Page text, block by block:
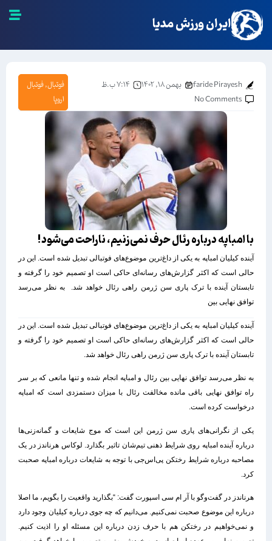
ایران ورزش مدیا
faride Pirayesh بهمن ۱۸, ۱۴۰۲
۷:۱۴ ب.ظ
No Comments
فوتبال,فوتبال
اروپا
با امباپه درباره رئال حرف نمی‌زنیم، ناراحت می‌شود!‏
آینده کیلیان امباپه به یکی از داغ‌ترین موضوع‌های فوتبالی تبدیل ‏شده است. این در
حالی است که اکثر گزارش‌های رسانه‌ای حاکی است او تصمیم خود را ‏گرفته و
تابستان آینده با ترک پاری سن ژرمن راهی رئال خواهد شد. ‏ به نظر می‌رسد
توافق نهایی بین
آینده کیلیان امباپه به یکی از داغ‌ترین موضوع‌های فوتبالی تبدیل ‏شده است. این در
حالی است که اکثر گزارش‌های رسانه‌ای حاکی است او تصمیم خود را ‏گرفته و
تابستان آینده با ترک پاری سن ژرمن راهی رئال خواهد شد. ‏
به نظر می‌رسد توافق نهایی بین رئال و امباپه انجام شده و تنها مانعی که بر سر
راه ‏توافق نهایی باقی مانده مخالفت رئال با میزان دستمزدی است که امباپه
درخواست کرده ‏است. ‏
یکی از نگرانی‌های پاری سن ژرمن این است که موج شایعات و گمانه‌زنی‌ها
درباره آینده ‏امباپه روی شرایط ذهنی تیم‌شان تاثیر بگذارد. لوکاس هرناندز در یک
مصاحبه درباره ‏شرایط رختکن پی‌اس‌جی با توجه به شایعات درباره امباپه صحبت
کرد. ‏
هرناندز در گفت‌وگو با آر ام سی اسپورت گفت: “بگذارید واقعیت را بگویم، ما اصلا
درباره این ‏موضوع صحبت نمی‌کنیم. می‌دانیم که چه جوی درباره کیلیان وجود دارد
و نمی‌خواهیم ‏در رختکن هم با حرف زدن درباره این مسئله او را اذیت کنیم.